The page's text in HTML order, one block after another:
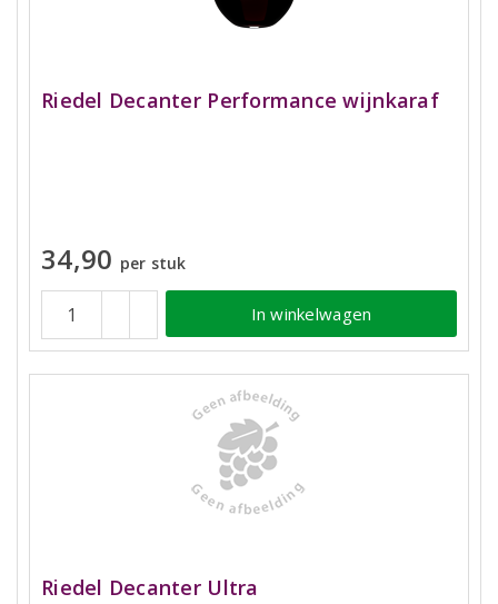
Riedel Decanter Performance wijnkaraf
34,90 per stuk
In winkelwagen
Riedel Decanter Ultra